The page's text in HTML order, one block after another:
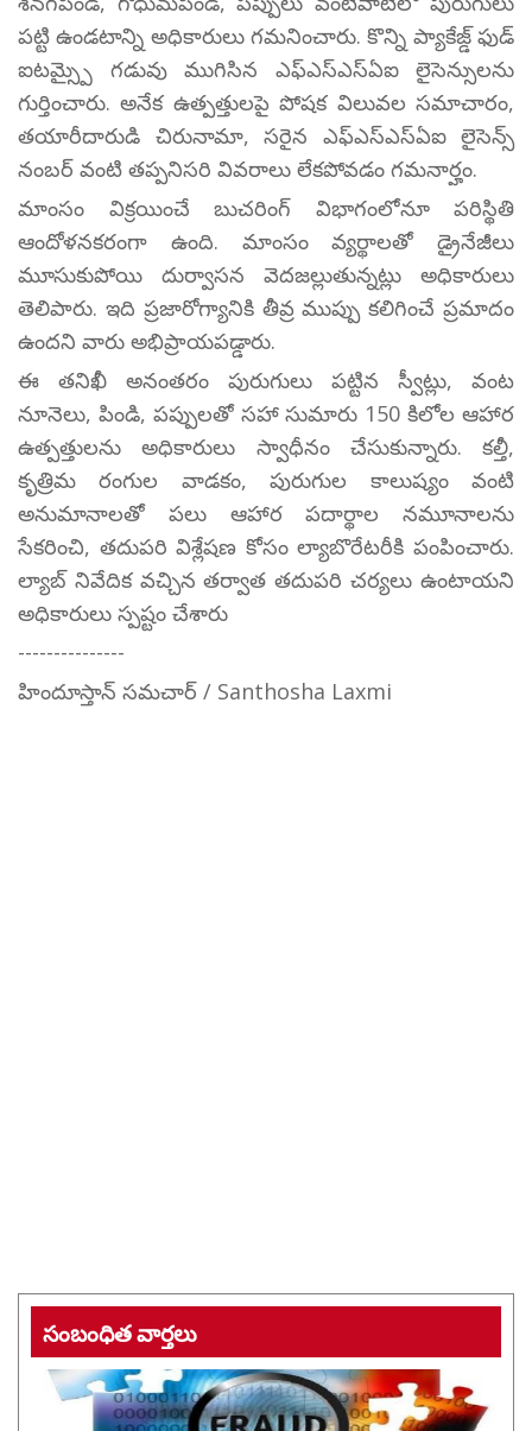
పట్టి ఉండటాన్ని అధికారులు గమనించారు. కొన్ని ప్యాకేజ్డ్ ఫుడ్
ఐటమ్స్పై గడువు ముగిసిన ఎఫ్ఎస్ఎస్ఏఐ లైసెన్సులను
గుర్తించారు. అనేక ఉత్పత్తులపై పోషక విలువల సమాచారం,
తయారీదారుడి చిరునామా, సరైన ఎఫ్ఎస్ఎస్ఏఐ లైసెన్స్
నంబర్ వంటి తప్పనిసరి వివరాలు లేకపోవడం గమనార్హం.
మాంసం విక్రయించే బుచరింగ్ విభాగంలోనూ పరిస్థితి
ఆందోళనకరంగా ఉంది. మాంసం వ్యర్థాలతో డ్రైనేజీలు
మూసుకుపోయి దుర్వాసన వెదజల్లుతున్నట్లు అధికారులు
తెలిపారు. ఇది ప్రజారోగ్యానికి తీవ్ర ముప్పు కలిగించే ప్రమాదం
ఉందని వారు అభిప్రాయపడ్డారు.
ఈ తనిఖీ అనంతరం పురుగులు పట్టిన స్వీట్లు, వంట
నూనెలు, పిండి, పప్పులతో సహా సుమారు 150 కిలోల ఆహార
ఉత్పత్తులను అధికారులు స్వాధీనం చేసుకున్నారు. కల్తీ,
కృత్రిమ రంగుల వాడకం, పురుగుల కాలుష్యం వంటి
అనుమానాలతో పలు ఆహార పదార్థాల నమూనాలను
సేకరించి, తదుపరి విశ్లేషణ కోసం ల్యాబొరేటరీకి పంపించారు.
ల్యాబ్ నివేదిక వచ్చిన తర్వాత తదుపరి చర్యలు ఉంటాయని
అధికారులు స్పష్టం చేశారు
---------------
హిందూస్తాన్ సమచార్ / Santhosha Laxmi
సంబంధిత వార్తలు